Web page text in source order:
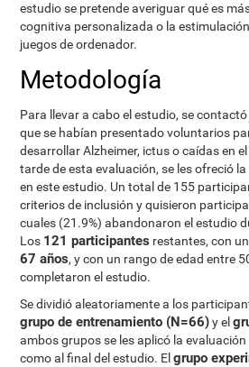
estudio se pretende averiguar qué es
cognitiva personalizada o la
juegos de ordenador.
Metodología
Para llevar a cabo el estudio, se
que se habían presentado voluntarios
desarrollar Alzheimer, ictus o caídas en
tarde de esta evaluación, se les ofreció
en este estudio. Un total de 155
criterios de inclusión y quisieron
cuales (21.9%) abandonaron el estudio
Los 121 participantes restantes, con
67 años, y con un rango de edad entre
completaron el estudio.
Se dividió aleatoriamente a los
grupo de entrenamiento (N=66)y el
ambos grupos se les aplicó la
como al final del estudio. Elgrupo